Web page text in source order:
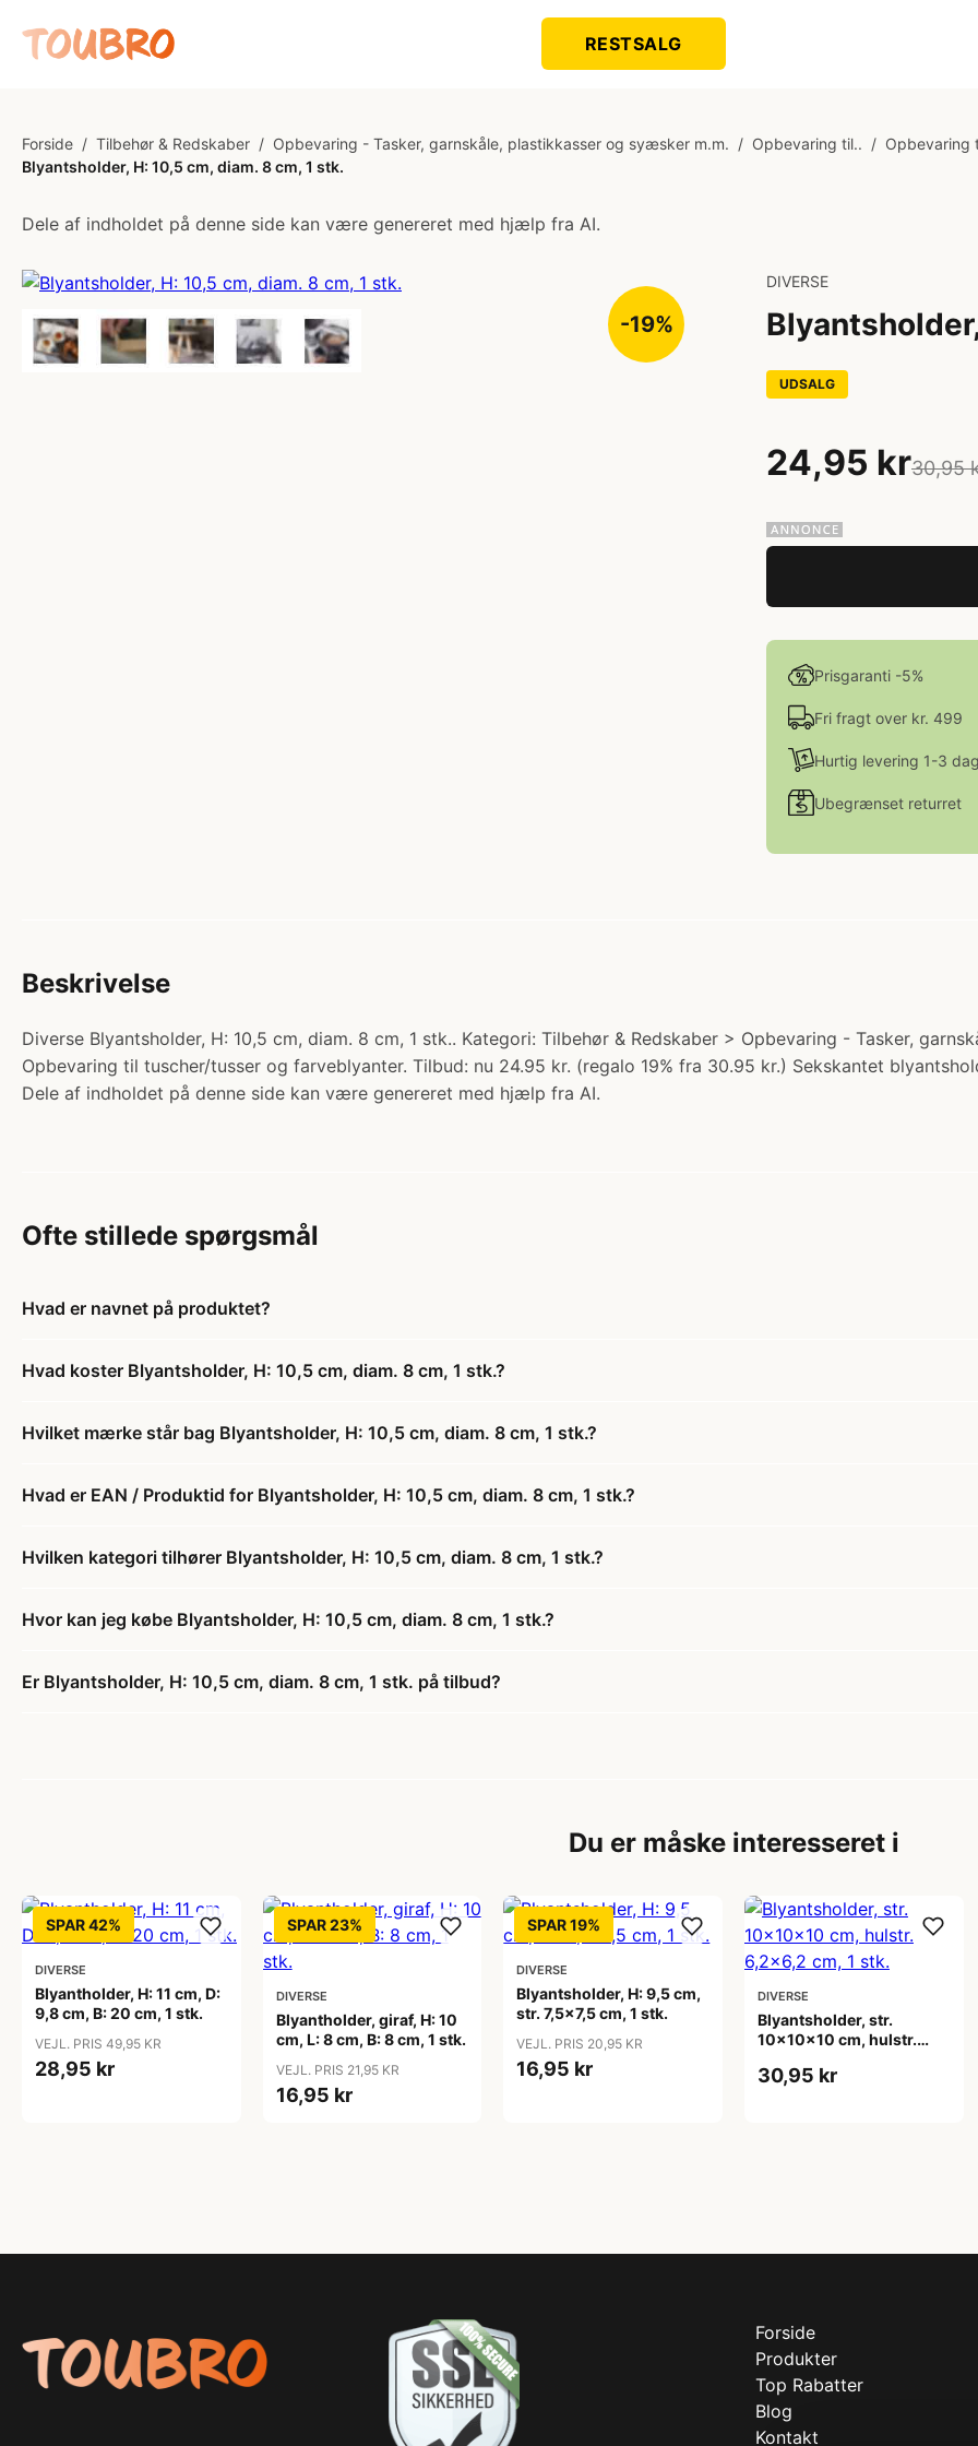
RESTSALG
Forside / Tilbehør & Redskaber / Opbevaring - Tasker, garnskåle, plastikkasser og syæsker m.m. / Opbevaring til.. / Opbevaring
Blyantsholder, H: 10,5 cm, diam. 8 cm, 1 stk.
Dele af indholdet på denne side kan være genereret med hjælp fra AI.
-19%
DIVERSE
UDSALG
24,95 kr30,95
Prisgaranti -5%
Fri fragt over kr. 499
Hurtig levering 1-3
Ubegrænset returret
Beskrivelse
Diverse Blyantsholder, H: 10,5 cm, diam. 8 cm, 1 stk.. Kategori: Tilbehør & Redskaber > Opbevaring - Tasker,
Opbevaring til tuscher/tusser og farveblyanter. Tilbud: nu 24.95 kr. (regalo 19% fra 30.95 kr.) Sekskantet
Dele af indholdet på denne side kan være genereret med hjælp fra AI.
Ofte stillede spørgsmål
Hvad er navnet på produktet?
Hvad koster Blyantsholder, H: 10,5 cm, diam. 8 cm, 1 stk.?
Hvilket mærke står bag Blyantsholder, H: 10,5 cm, diam. 8 cm, 1 stk.?
Hvad er EAN / Produktid for Blyantsholder, H: 10,5 cm, diam. 8 cm, 1 stk.?
Hvilken kategori tilhører Blyantsholder, H: 10,5 cm, diam. 8 cm, 1 stk.?
Hvor kan jeg købe Blyantsholder, H: 10,5 cm, diam. 8 cm, 1 stk.?
Er Blyantsholder, H: 10,5 cm, diam. 8 cm, 1 stk. på tilbud?
Du er måske interesseret i
SPAR 42%
DIVERSE
Blyantholder, H: 11 cm, D:
9,8 cm, B: 20 cm, 1 stk.
VEJL. PRIS 49,95 KR
28,95 kr
SPAR 23%
DIVERSE
Blyantholder, giraf, H: 10
cm, L: 8 cm, B: 8 cm, 1 stk.
VEJL. PRIS 21,95 KR
16,95 kr
SPAR 19%
DIVERSE
Blyantsholder, H: 9,5 cm,
str. 7,5x7,5 cm, 1 stk.
VEJL. PRIS 20,95 KR
16,95 kr
DIVERSE
Blyantsholder, str.
10x10x10 cm, hulstr.
30,95 kr
Forside
Produkter
Top Rabatter
Blog
Kontakt